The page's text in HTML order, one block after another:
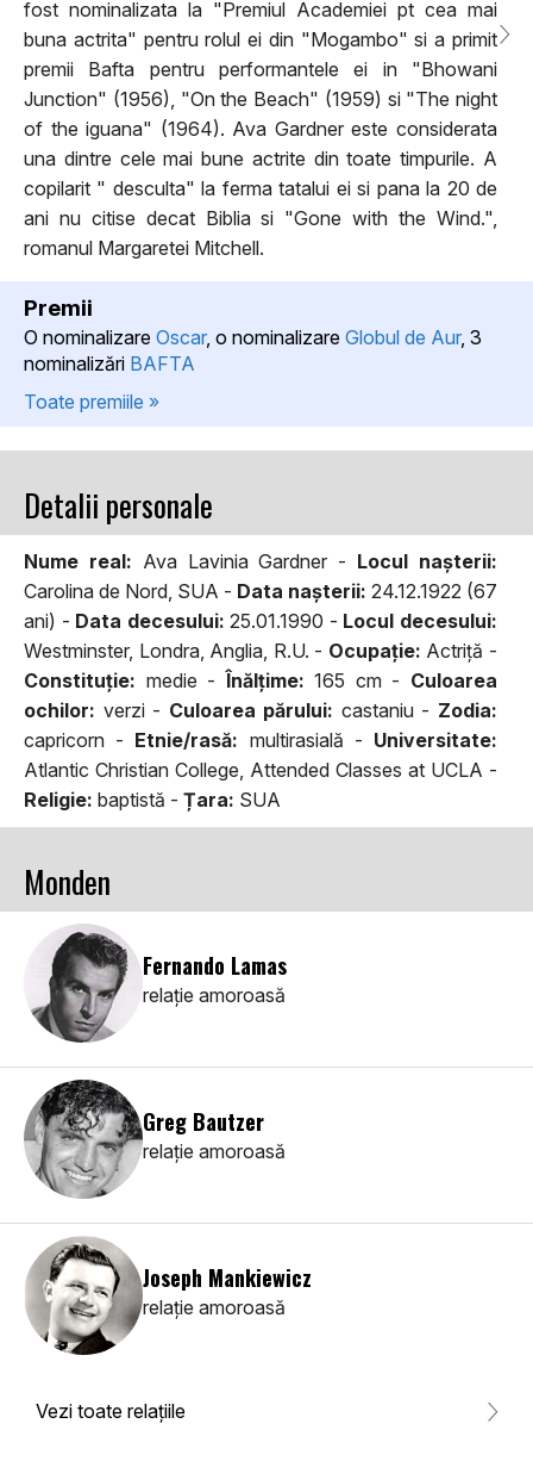
fost nominalizata la "Premiul Academiei pt cea mai
buna actrita" pentru rolul ei din "Mogambo" si a primit
premii Bafta pentru performantele ei in "Bhowani
Junction" (1956), "On the Beach" (1959) si "The night
of the iguana" (1964). Ava Gardner este considerata
una dintre cele mai bune actrite din toate timpurile. A
copilarit " desculta" la ferma tatalui ei si pana la 20 de
ani nu citise decat Biblia si "Gone with the Wind.",
romanul Margaretei Mitchell.
Premii
O nominalizare Oscar, o nominalizare Globul de Aur, 3
nominalizări BAFTA
Toate premiile »
Detalii personale
Nume real: Ava Lavinia Gardner - Locul naşterii:
Carolina de Nord, SUA - Data naşterii: 24.12.1922 (67
ani) - Data decesului: 25.01.1990 - Locul decesului:
Westminster, Londra, Anglia, R.U. - Ocupaţie: Actriță -
Constituţie: medie -Înălţime: 165 cm - Culoarea
ochilor: verzi - Culoarea părului: castaniu - Zodia:
capricorn - Etnie/rasă: multirasială - Universitate:
Atlantic Christian College, Attended Classes at UCLA -
Religie: baptistă - Țara: SUA
Monden
Fernando Lamas
relaţie amoroasă
Greg Bautzer
relaţie amoroasă
Joseph Mankiewicz
relaţie amoroasă
Vezi toate relaţiile